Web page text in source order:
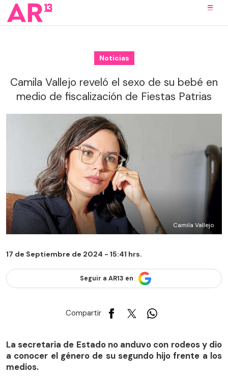
Noticias
Camila Vallejo reveló el sexo de su bebé en
medio de fiscalización de Fiestas Patrias
Camila Vallejo
17 de Septiembre de 2024 - 15:41 hrs.
Seguir a AR13 en
Compartir
La secretaria de Estado no anduvo con rodeos y dio
a conocer el género de su segundo hijo frente a los
medios.